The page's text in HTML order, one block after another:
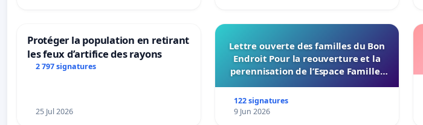
Protéger la population en retirant
les feux d’artifice des rayons
2 797 signatures
25 Jul 2026
Lettre ouverte des familles du Bon
Endroit Pour la reouverture et la
perennisation de l’Espace Familles
122 signatures
9 Jun 2026